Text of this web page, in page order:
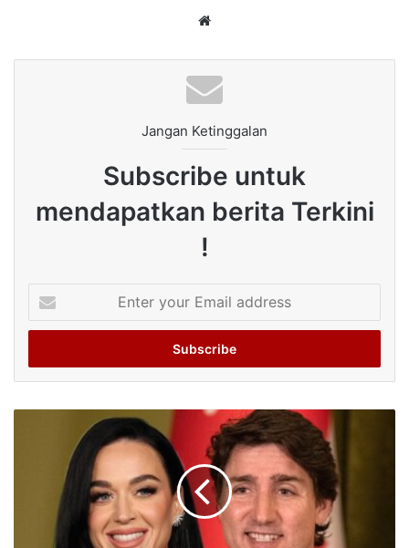
Jangan Ketinggalan
Subscribe untuk
mendapatkan berita Terkini
!
your
Email